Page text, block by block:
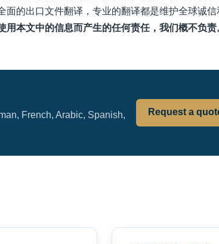
的出口文件翻译，专业的翻译都是维护全球诚信
本文中的信息而产生的任何责任，我们概不负责
French, Arabic, Spanish,
Request a